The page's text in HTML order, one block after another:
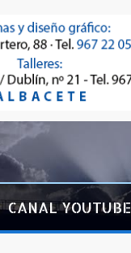
CANAL YOUTUBE